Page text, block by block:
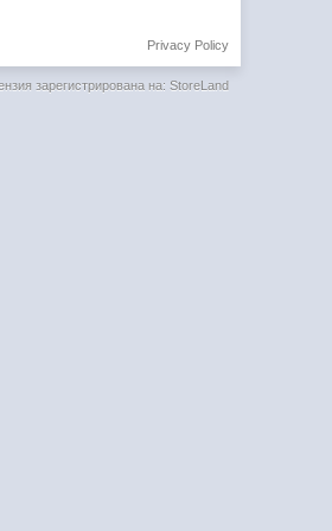
Privacy Policy
зарегистрирована на: StoreLand